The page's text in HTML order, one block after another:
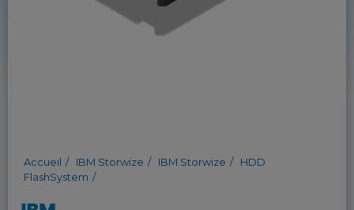
Accueil IBM Storwize IBM Storwize
HDD
FlashSystem